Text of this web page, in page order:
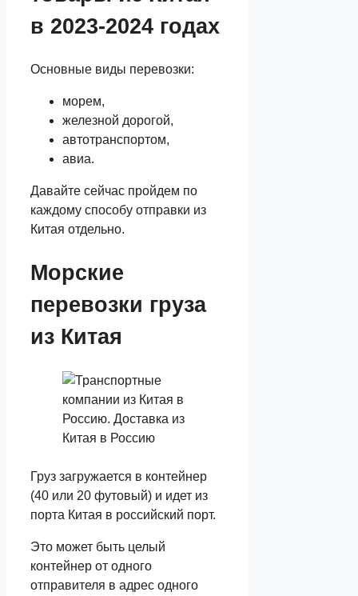
в 2023-2024 годах
Основные виды перевозки:
морем,
железной дорогой,
автотранспортом,
авиа.
Давайте сейчас пройдем по
каждому способу отправки из
Китая отдельно.
Морские
перевозки груза
из Китая
Груз загружается в контейнер
(40 или 20 футовый) и идет из
порта Китая в российский порт.
Это может быть целый
контейнер от одного
отправителя в адрес одного